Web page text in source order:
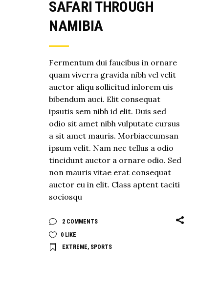
SAFARI THROUGH
NAMIBIA
Fermentum dui faucibus in ornare
quam viverra gravida nibh vel velit
auctor aliqu sollicitud inlorem uis
bibendum auci. Elit consequat
ipsutis sem nibh id elit. Duis sed
odio sit amet nibh vulputate cursus
a sit amet mauris. Morbiaccumsan
ipsum velit. Nam nec tellus a odio
tincidunt auctor a ornare odio. Sed
non mauris vitae erat consequat
auctor eu in elit. Class aptent taciti
sociosqu
2 COMMENTS
0 LIKE
EXTREME, SPORTS